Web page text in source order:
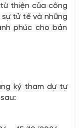
thiện của công
tử tế và những
phúc cho bản
ký tham dự tự